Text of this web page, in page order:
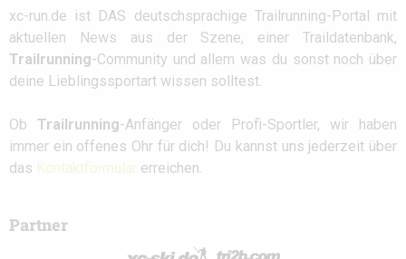
xc-run.de ist DAS deutschsprachige Trailrunning-Portal mit
aktuellen News aus der Szene, einer Traildatenbank,
Trailrunning-Community und allem was du sonst noch über
deine Lieblingssportart wissen solltest.
Ob Trailrunning-Anfänger oder Profi-Sportler, wir haben
immer ein offenes Ohr für dich! Du kannst uns jederzeit über
das Kontaktformular erreichen.
Partner